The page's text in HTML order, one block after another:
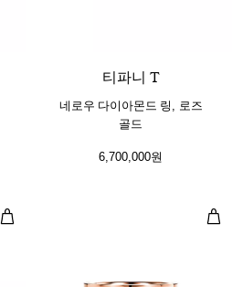
티파니 T
네로우 다이아몬드 링, 로즈
골드
6,700,000원
네로우 링, 로즈 골드 와